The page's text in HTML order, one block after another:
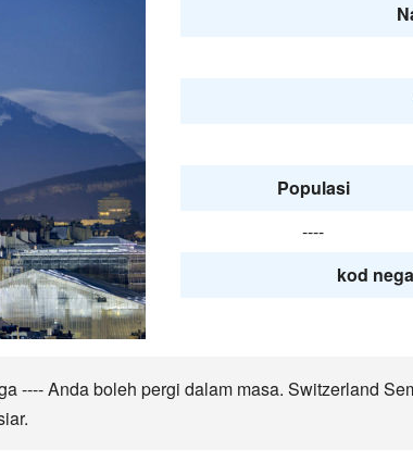
Populasi
----
kod
---- Anda boleh pergi dalam masa. Switzerland